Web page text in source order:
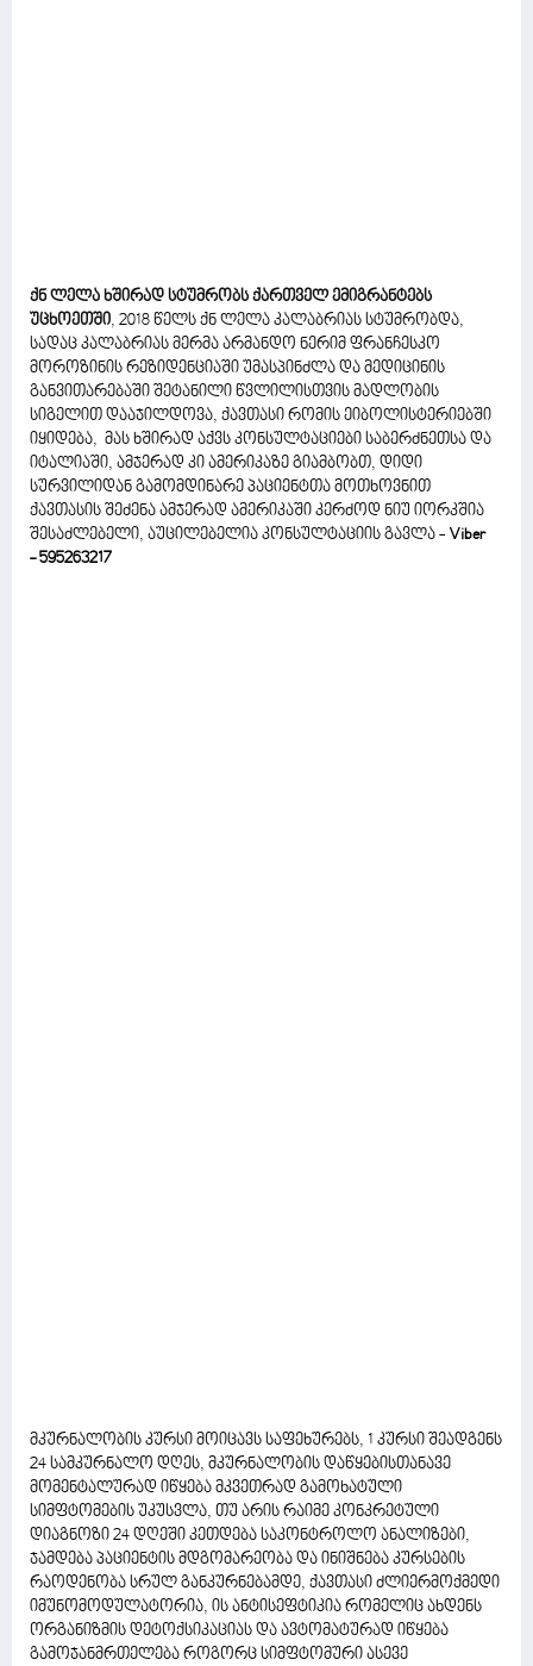
ქნ ლელა ხშირად სტუმრობს ქართველ ემიგრანტებს
უცხოეთში, 2018 წელს ქნ ლელა კალაბრიას სტუმრობდა,
სადაც კალაბრიას მერმა არმანდო ნერიმ ფრანჩესკო
მოროზინის რეზიდენციაში უმასპინძლა და მედიცინის
განვითარებაში შეტანილი წვლილისთვის მადლობის
სიგელით დააჯილდოვა, ქავთასი რომის ეიბოლისტერიებში
იყიდება, მას ხშირად აქვს კონსულტაციები საბერძნეთსა და
იტალიაში, ამჯერად კი ამერიკაზე გიამბობთ, დიდი
სურვილიდან გამომდინარე პაციენტთა მოთხოვნით
ქავთასის შეძენა ამჯერად ამერიკაში კერძოდ ნიუ იორკშია
შესაძლებელი, აუცილებელია კონსულტაციის გავლა - Viber
- 595263217
მკურნალობის კურსი მოიცავს საფეხურებს, 1 კურსი შეადგენს
24 სამკურნალო დღეს, მკურნალობის დაწყებისთანავე
მომენტალურად იწყება მკვეთრად გამოხატული
სიმფტომების უკუსვლა, თუ არის რაიმე კონკრეტული
დიაგნოზი 24 დღეში კეთდება საკონტროლო ანალიზები,
ჯამდება პაციენტის მდგომარეობა და ინიშნება კურსების
რაოდენობა სრულ განკურნებამდე, ქავთასი ძლიერმოქმედი
იმუნომოდულატორია, ის ანტისეფტიკია რომელიც ახდენს
ორგანიზმის დეტოქსიკაციას და ავტომატურად იწყება
გამოჯანმრთელება როგორც სიმფტომური ასევე